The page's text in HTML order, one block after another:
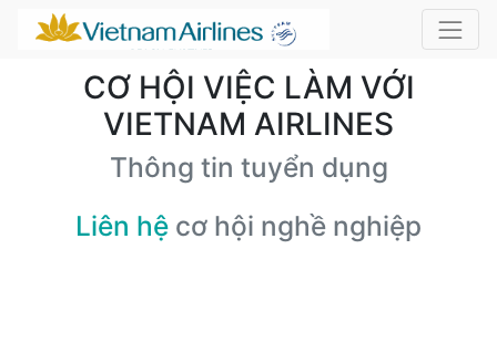
CƠ HỘI VIỆC LÀM VỚI
VIETNAM AIRLINES
Thông tin tuyển dụng
Liên hệ cơ hội nghề nghiệp